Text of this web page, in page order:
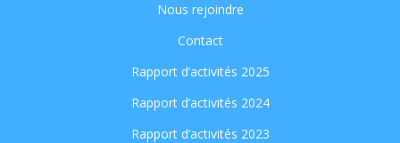
Nous rejoindre
Contact
Rapport d’activités 2025
Rapport d’activités 2024
Rapport d’activités 2023